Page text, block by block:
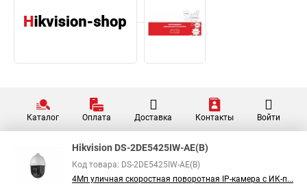
Каталог Оплата Доставка Контакты Войти
Hikvision DS-2DE5425IW-AE(B)
Код товара: DS-2DE5425IW-AE(B)
4Мп уличная скоростная поворотная IP-камера с ИК-п...